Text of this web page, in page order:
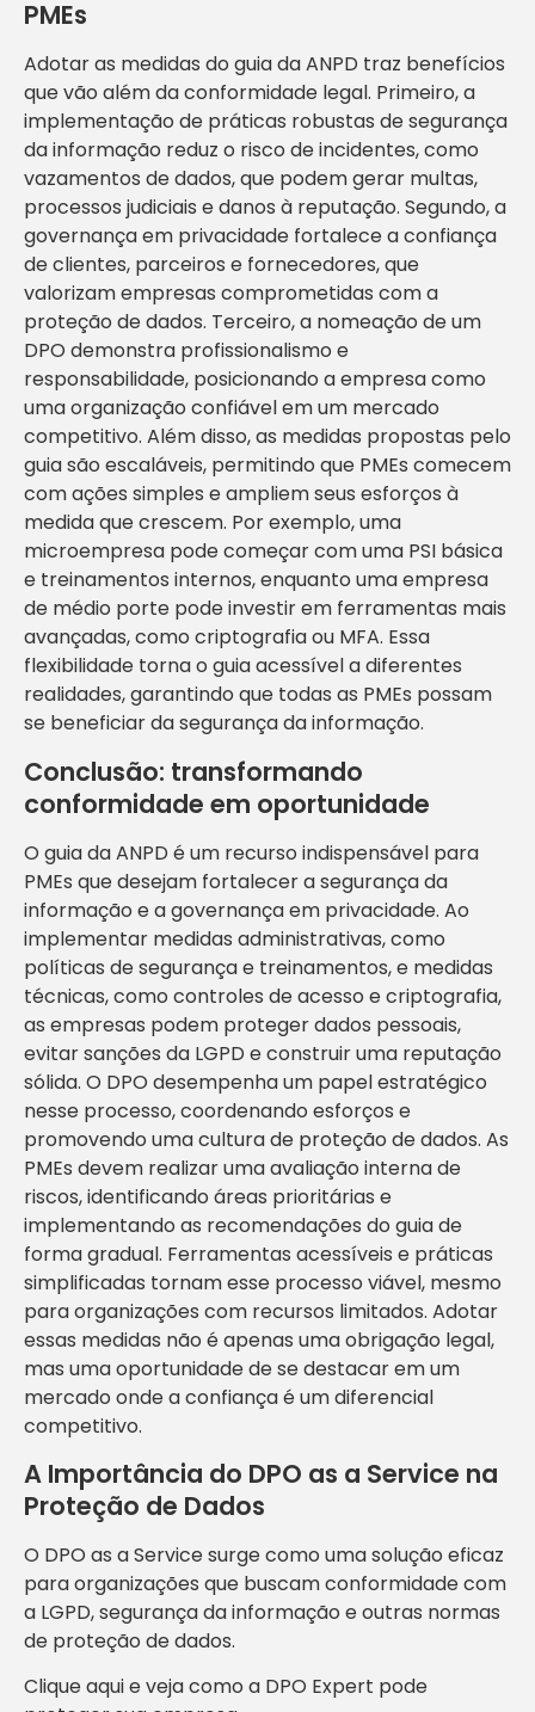
PMEs
Adotar as medidas do guia da ANPD traz benefícios
que vão além da conformidade legal. Primeiro, a
implementação de práticas robustas de segurança
da informação reduz o risco de incidentes, como
vazamentos de dados, que podem gerar multas,
processos judiciais e danos à reputação. Segundo, a
governança em privacidade fortalece a confiança
de clientes, parceiros e fornecedores, que
valorizam empresas comprometidas com a
proteção de dados. Terceiro, a nomeação de um
DPO demonstra profissionalismo e
responsabilidade, posicionando a empresa como
uma organização confiável em um mercado
competitivo. Além disso, as medidas propostas pelo
guia são escaláveis, permitindo que PMEs comecem
com ações simples e ampliem seus esforços à
medida que crescem. Por exemplo, uma
microempresa pode começar com uma PSI básica
e treinamentos internos, enquanto uma empresa
de médio porte pode investir em ferramentas mais
avançadas, como criptografia ou MFA. Essa
flexibilidade torna o guia acessível a diferentes
realidades, garantindo que todas as PMEs possam
se beneficiar da segurança da informação.
Conclusão: transformando
conformidade em oportunidade
O guia da ANPD é um recurso indispensável para
PMEs que desejam fortalecer a segurança da
informação e a governança em privacidade. Ao
implementar medidas administrativas, como
políticas de segurança e treinamentos, e medidas
técnicas, como controles de acesso e criptografia,
as empresas podem proteger dados pessoais,
evitar sanções da LGPD e construir uma reputação
sólida. O DPO desempenha um papel estratégico
nesse processo, coordenando esforços e
promovendo uma cultura de proteção de dados. As
PMEs devem realizar uma avaliação interna de
riscos, identificando áreas prioritárias e
implementando as recomendações do guia de
forma gradual. Ferramentas acessíveis e práticas
simplificadas tornam esse processo viável, mesmo
para organizações com recursos limitados. Adotar
essas medidas não é apenas uma obrigação legal,
mas uma oportunidade de se destacar em um
mercado onde a confiança é um diferencial
competitivo.
A Importância do DPO as a Service na
Proteção de Dados
O DPO as a Service surge como uma solução eficaz
para organizações que buscam conformidade com
a LGPD, segurança da informação e outras normas
de proteção de dados.
Clique aqui e veja como a DPO Expert pode